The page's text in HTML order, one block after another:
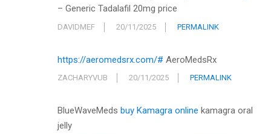
– Generic Tadalafil 20mg price
DAVIDMEF 20/11/2025 PERMALINK
https://aeromedsrx.com/# AeroMedsRx
ZACHARYVUB 20/11/2025 PERMALINK
BlueWaveMeds buy Kamagra online kamagra oral
jelly